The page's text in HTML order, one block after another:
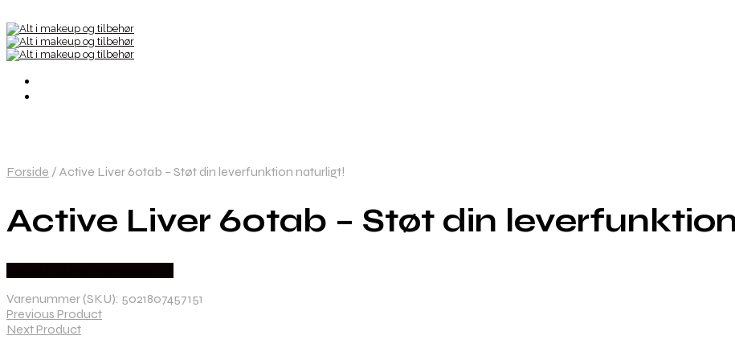
Forside / Active Liver 60tab – Støt din leverfunktion naturligt!
Active Liver 60tab – Støt din
Varenummer (SKU): 5021807457151
Previous Product
Next Product